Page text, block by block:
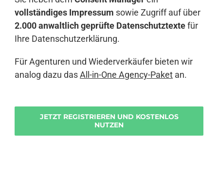
vollständiges Impressum sowie Zugriff auf über
2.000 anwaltlich geprüfte Datenschutztextefür
Ihre Datenschutzerklärung.
Für Agenturen und Wiederverkäufer bieten wir
analog dazu dasAll-in-One Agency-Paket an.
JETZT REGISTRIEREN UND KOSTENLOS
NUTZEN